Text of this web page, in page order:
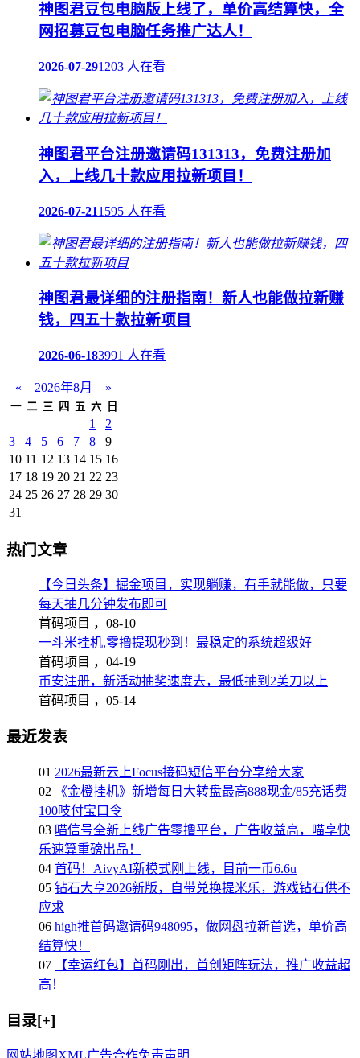
神图君豆包电脑版上线了，单价高结算快，全
网招募豆包电脑任务推广达人！
2026-07-291203 人在看
神图君平台注册邀请码131313，免费注册加
入，上线几十款应用拉新项目！
2026-07-211595 人在看
神图君最详细的注册指南！新人也能做拉新赚
钱，四五十款拉新项目
2026-06-183991 人在看
« 2026年8月 »
一 二 三 四 五 六 日
1
2
3
4 5 6 7 8
9
10 11 12 13 14 15 16
17 18 19 20 21 22 23
24 25 26 27 28 29 30
31
热门文章
【今日头条】掘金项目，实现躺赚，有手就能做，只要
每天抽几分钟发布即可
首码项目 ， 08-10
一斗米挂机,零撸提现秒到！最稳定的系统超级好
首码项目 ， 04-19
币安注册，新活动抽奖速度去，最低抽到2美刀以上
首码项目 ， 05-14
最近发表
01 2026最新云上Focus接码短信平台分享给大家
02
《金橙挂机》新增每日大转盘最高888现金/85充话费
100吱付宝口令
03 喵信号全新上线广告零撸平台，广告收益高，喵享快
乐速算重磅出品！
04 首码！AivyAI新模式刚上线，目前一币6.6u
05 钻石大亨2026新版，自带兑换提米乐，游戏钻石供不
应求
06 high推首码邀请码948095，做网盘拉新首选，单价高
结算快！
07
【幸运红包】首码刚出，首创矩阵玩法，推广收益超
高！
目录[+]